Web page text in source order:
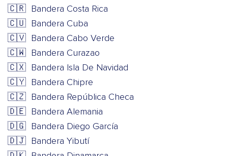
🇨🇷 Bandera Costa Rica
🇨🇺 Bandera Cuba
🇨🇻 Bandera Cabo Verde
🇨🇼 Bandera Curazao
🇨🇽 Bandera Isla De Navidad
🇨🇾 Bandera Chipre
🇨🇿 Bandera República Checa
🇩🇪 Bandera Alemania
🇩🇬 Bandera Diego García
🇩🇯 Bandera Yibutí